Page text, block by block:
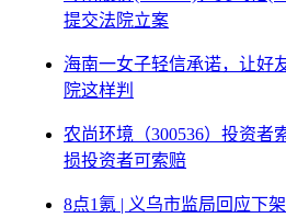
提交法院立案
海南一女子轻信承诺，让好
院这样判
农尚环境（300536）投资者
损投资者可索赔
8点1氪 | 义乌市监局回应下